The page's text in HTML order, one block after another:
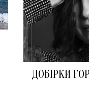
ДОБІРКИ